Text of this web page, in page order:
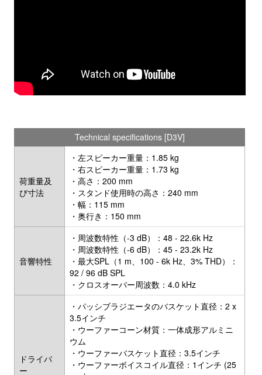
Technical specifications [D3V]
荷重量及
び寸法
・左スピーカー重量：1.85 kg
・右スピーカー重量：1.73 kg
・高さ：200 mm
・スタンド使用時の高さ：240 mm
・幅：115 mm
・奥行き：150 mm
音響特性
・周波数特性（-3 dB）：48 - 22.6k Hz
・周波数特性（-6 dB）：45 - 23.2k Hz
・最大SPL（1 m、100 - 6k Hz、3% THD）：
92 / 96 dB SPL
・クロスオーバー周波数：4.0 kHz
ドライバ
ー
・パッシブラジエータのバスケット直径：2 x
3.5インチ
・ウーファーコーン材質：一体成形アルミニ
ウム
・ウーファーバスケット直径：3.5インチ
・ウーファーボイスコイル直径：1インチ (25